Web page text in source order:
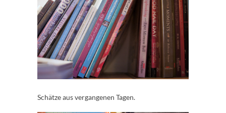
Schätze aus vergangenen Tagen.